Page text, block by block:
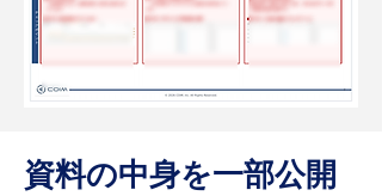
資料の中身を一部公開